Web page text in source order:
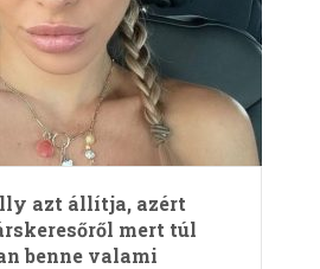
azt állítja, azért
mert túl
benne valami